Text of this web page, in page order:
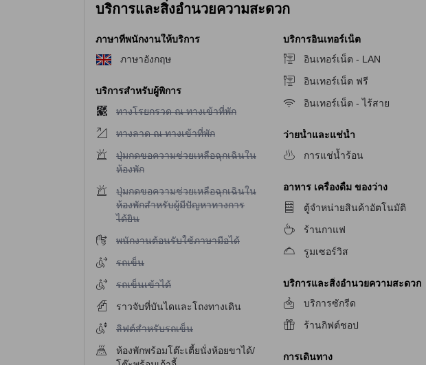
บริการและสิ่งอำนวยความสะดวก
ภาษาที่พนักงานให้บริการ
ภาษาอังกฤษ
บริการสำหรับผู้พิการ
ไม่มีบริการทางโรยกรวด ณ ทางเข้าที่พัก
ทางโรยกรวด ณ ทางเข้าที่พัก
ไม่มีบริการทางลาด ณ ทางเข้าที่พัก
ทางลาด ณ ทางเข้าที่พัก
ไม่มีบริการปุ่มกดขอความช่วยเหลือฉุกเฉินในห้องพัก
ปุ่มกดขอความช่วยเหลือฉุกเฉินใน
ห้องพัก
ไม่มีบริการปุ่มกดขอความช่วยเหลือฉุกเฉินในห้องพักสำหรับผู้มีปัญหาทางการได้ยิน
ปุ่มกดขอความช่วยเหลือฉุกเฉินใน
ห้องพักสำหรับผู้มีปัญหาทางการ
ได้ยิน
ไม่มีบริการพนักงานต้อนรับใช้ภาษามือได้
พนักงานต้อนรับใช้ภาษามือได้
ไม่มีบริการรถเข็น
รถเข็น
ไม่มีบริการรถเข็นเข้าได้
รถเข็นเข้าได้
ราวจับที่บันไดและโถงทางเดิน
ไม่มีบริการลิฟต์สำหรับรถเข็น
ลิฟต์สำหรับรถเข็น
ห้องพักพร้อมโต๊ะเตี้ยนั่งห้อยขาได้/
บริการอินเทอร์เน็ต
อินเทอร์เน็ต - LAN
อินเทอร์เน็ต ฟรี
อินเทอร์เน็ต - ไร้สาย
ว่ายน้ำและแช่น้ำ
การแช่น้ำร้อน
อาหาร เครื่องดื่ม ของว่าง
ตู้จำหน่ายสินค้าอัตโนมัติ
ร้านกาแฟ
รูมเซอร์วิส
บริการและสิ่งอำนวยความสะดวก
บริการซักรีด
ร้านกิฟต์ชอป
การเดินทาง